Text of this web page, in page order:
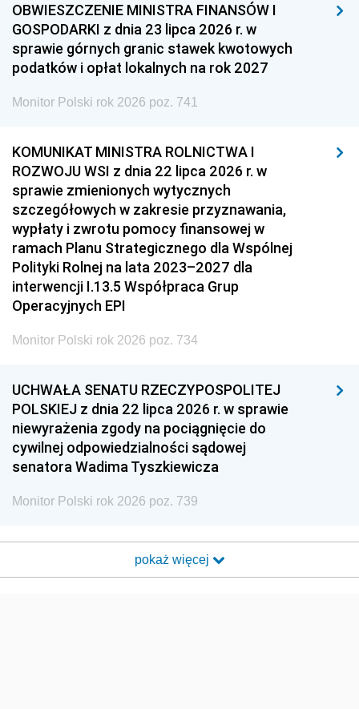
OBWIESZCZENIE MINISTRA FINANSÓW I
GOSPODARKI z dnia 23 lipca 2026 r. w
sprawie górnych granic stawek kwotowych
podatków i opłat lokalnych na rok 2027
Monitor Polski rok 2026 poz. 741
KOMUNIKAT MINISTRA ROLNICTWA I
ROZWOJU WSI z dnia 22 lipca 2026 r. w
sprawie zmienionych wytycznych
szczegółowych w zakresie przyznawania,
wypłaty i zwrotu pomocy finansowej w
ramach Planu Strategicznego dla Wspólnej
Polityki Rolnej na lata 2023–2027 dla
interwencji I.13.5 Współpraca Grup
Operacyjnych EPI
Monitor Polski rok 2026 poz. 734
UCHWAŁA SENATU RZECZYPOSPOLITEJ
POLSKIEJ z dnia 22 lipca 2026 r. w sprawie
niewyrażenia zgody na pociągnięcie do
cywilnej odpowiedzialności sądowej
senatora Wadima Tyszkiewicza
Monitor Polski rok 2026 poz. 739
pokaż więcej